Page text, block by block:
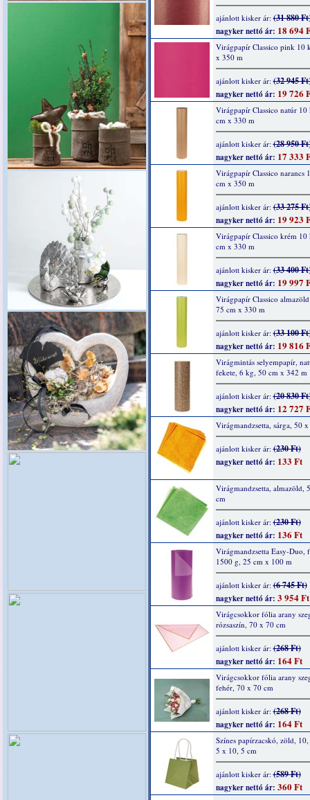
ajánlott kisker ár:(31 880
nagyker nettó ár: 18 694
Virágpapír Classico pink 10
x 350 m
ajánlott kisker ár:(32 945
nagyker nettó ár: 19 726
Virágpapír Classico natúr 10
cm x 330 m
ajánlott kisker ár:(28 950
nagyker nettó ár: 17 333
Virágpapír Classico narancs
cm x 350 m
ajánlott kisker ár:(33 275
nagyker nettó ár: 19 923
Virágpapír Classico krém 10
cm x 330 m
ajánlott kisker ár:(33 400
nagyker nettó ár: 19 997
Virágpapír Classico
75 cm x 330 m
ajánlott kisker ár:(33 100
nagyker nettó ár: 19 816
Virágmintás selyempapír,
fekete, 6 kg, 50 cm x 342 m
ajánlott kisker ár:(20 830
nagyker nettó ár: 12 727
Virágmandzsetta, sárga, 50
ajánlott kisker ár:(230 Ft)
nagyker nettó ár: 133 Ft
Virágmandzsetta, almazöld,
cm
ajánlott kisker ár:(230 Ft)
nagyker nettó ár: 136 Ft
Virágmandzsetta Easy-Duo,
1500 g, 25 cm x 100 m
ajánlott kisker ár:(6 745 Ft)
nagyker nettó ár: 3 954 Ft
Virágcsokkor fólia arany
rózsaszín, 70 x 70 cm
ajánlott kisker ár:(268 Ft)
nagyker nettó ár: 164 Ft
Virágcsokkor fólia arany
fehér, 70 x 70 cm
ajánlott kisker ár:(268 Ft)
nagyker nettó ár: 164 Ft
Színes papírzacskó, zöld,
5 x 10, 5 cm
ajánlott kisker ár:(589 Ft)
nagyker nettó ár: 360 Ft